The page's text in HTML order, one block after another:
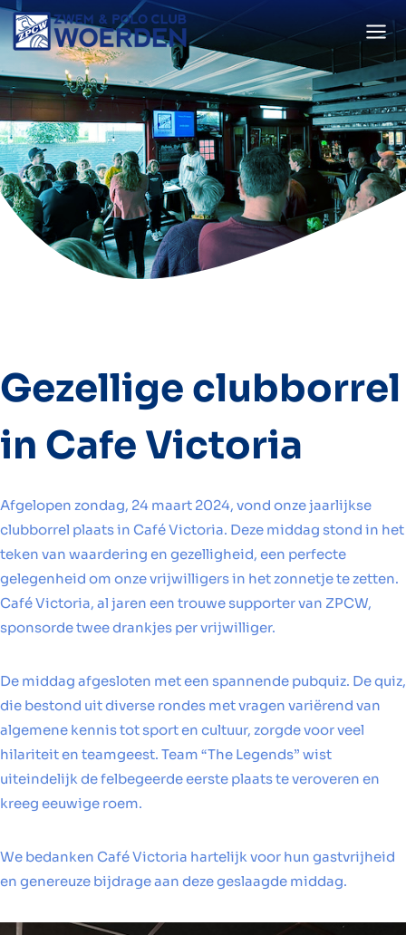
Doorgaan
naar
inhoud
Gezellige clubborrel
in Cafe Victoria
Afgelopen zondag, 24 maart 2024, vond onze jaarlijkse
clubborrel plaats in Café Victoria. Deze middag stond in het
teken van waardering en gezelligheid, een perfecte
gelegenheid om onze vrijwilligers in het zonnetje te zetten.
Café Victoria, al jaren een trouwe supporter van ZPCW,
sponsorde twee drankjes per vrijwilliger.
De middag afgesloten met een spannende pubquiz. De quiz,
die bestond uit diverse rondes met vragen variërend van
algemene kennis tot sport en cultuur, zorgde voor veel
hilariteit en teamgeest. Team “The Legends” wist
uiteindelijk de felbegeerde eerste plaats te veroveren en
kreeg eeuwige roem.
We bedanken Café Victoria hartelijk voor hun gastvrijheid
en genereuze bijdrage aan deze geslaagde middag.